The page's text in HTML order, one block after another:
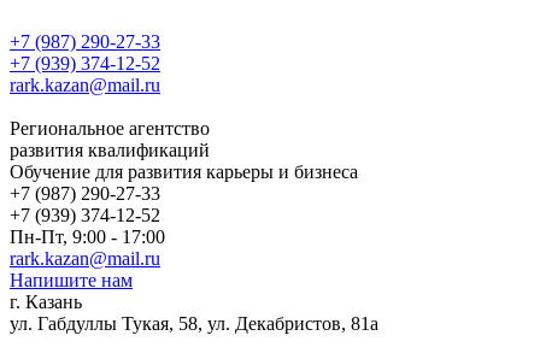
+7 (987) 290-27-33
+7 (939) 374-12-52
rark.kazan@mail.ru
Региональное агентство
развития квалификаций
Обучение для развития карьеры и бизнеса
+7 (987) 290-27-33
+7 (939) 374-12-52
Пн-Пт, 9:00 - 17:00
rark.kazan@mail.ru
Напишите нам
г. Казань
ул. Габдуллы Тукая, 58, ул. Декабристов, 81а